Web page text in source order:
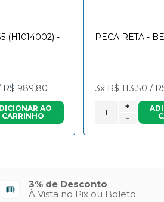
(H1014002) -
R$ 989,80
AO
CARRINHO
PECA RETA -
3x R$ 113,50 /
-
+
3% de Desconto
À Vista no Pix ou Boleto